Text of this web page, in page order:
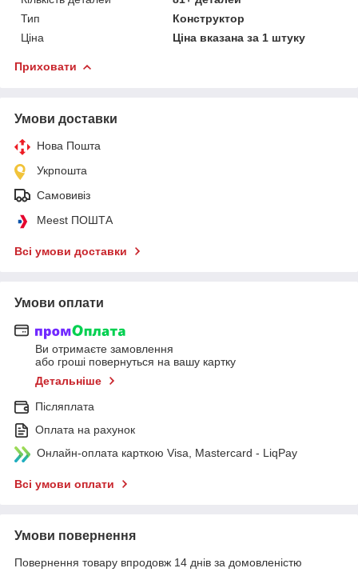
Тип
Конструктор
Ціна
Ціна вказана за 1 штуку
Приховати
Умови доставки
Нова Пошта
Укрпошта
Самовивіз
Meest ПОШТА
Всі умови доставки
Умови оплати
Ви отримаєте замовлення
або гроші повернуться на вашу картку
Детальніше
Післяплата
Оплата на рахунок
Онлайн-оплата карткою Visa, Mastercard - LiqPay
Всі умови оплати
Умови повернення
Повернення товару впродовж 14 днів за домовленістю